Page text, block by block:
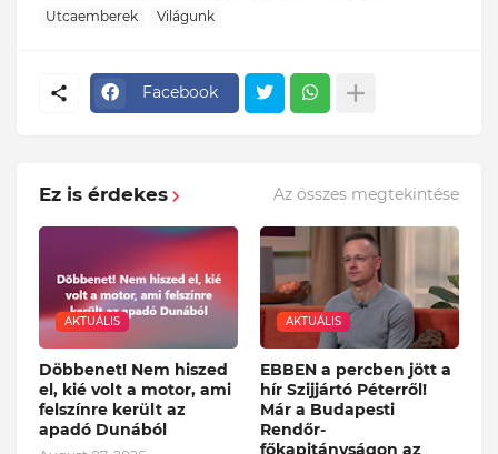
Utcaemberek
Világunk
Facebook
Ez is érdekes Az összes megtekintése
AKTUÁLIS
Döbbenet! Nem hiszed
el, kié volt a motor, ami
felszínre került az
apadó Dunából
AKTUÁLIS
EBBEN a percben jött a
hír Szijjártó Péterről!
Már a Budapesti
Rendőr-
főkapitányságon az